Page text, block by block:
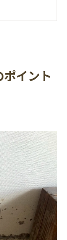
分ける3つ
「風の通
査とは？
ターズ東
ーディネー
イント